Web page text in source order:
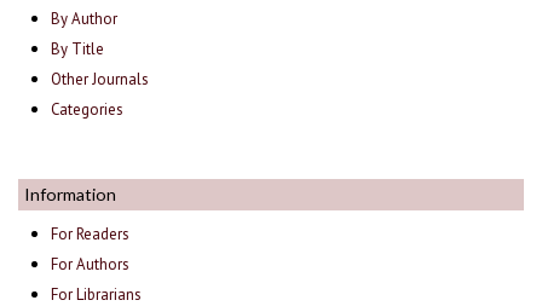
By Author
By Title
Other Journals
Categories
Information
For Readers
For Authors
For Librarians